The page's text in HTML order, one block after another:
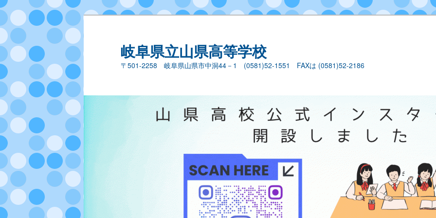
岐阜県立山県高等学校
〒501-2258 岐阜県山県市中洞44－1 (0581)52-1551 FAXは (0581)52-2186